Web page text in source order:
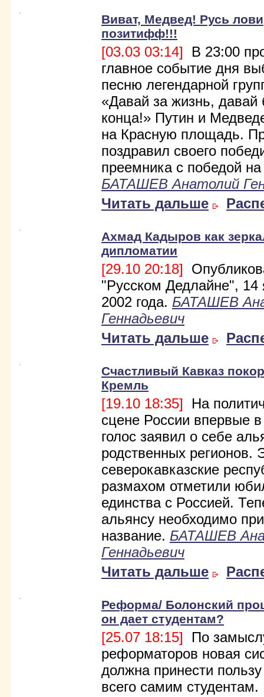
Виват, Медвед! Русь лови
позитифф!!!
[03.03 03:14] В 23:00
главное событие дня
песню легендарной
«Давай за жизнь, давай
конца!» Путин и
на Красную площадь.
поздравил своего
преемника с победой
БАТАШЕВ Анатолий
Читать дальше
Ахмад Кадыров как
дипломатии
[29.10 20:18]
"Русском Дедлайне", 14
2002 года. БАТАШЕВ
Геннадьевич
Читать дальше
Счастливый Кавказ
Кремль
[19.10 18:35] На
сцене России впервые
голос заявил о себе
родственных регионов.
северокавказские
размахом отметили
единства с Россией.
альянсу необходимо
название. БАТАШЕВ
Геннадьевич
Читать дальше
Реформа/ Болонский
он дает студентам?
[25.07 18:15] По
реформаторов новая
должна принести
всего самим студентам.